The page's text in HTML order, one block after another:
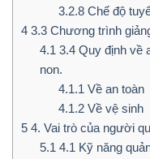
3.2.8Chế độ
4 3.3 Chương trình
4.1 3.4 Quy định về
non.
4.1.1 Về an toàn
4.1.2Về vệ sinh
5 4. Vai trò của người
5.1 4.1 Kỹ năng